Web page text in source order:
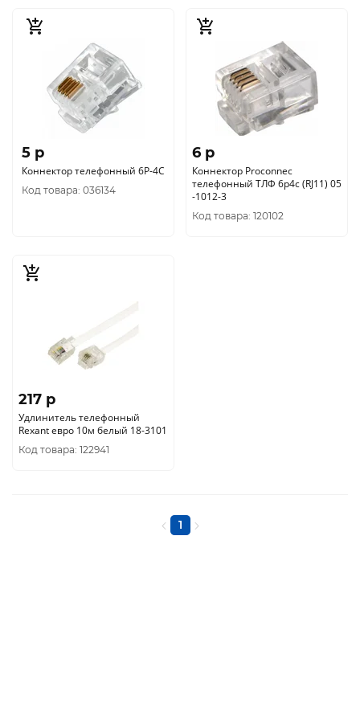
5 p
Коннектор телефонный 6P-4C
Код товара: 036134
6 p
Коннектор Proconnec
телефонный ТЛФ 6р4с (RJ11) 05
-1012-3
Код товара: 120102
217 p
Удлинитель телефонный
Rexant евро 10м белый 18-3101
Код товара: 122941
1